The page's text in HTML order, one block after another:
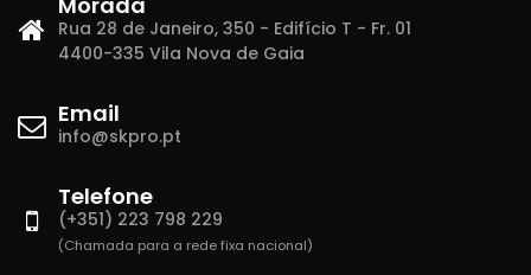
Rua 28 de Janeiro, 350 - Edifício T - Fr. 01
4400-335 Vila Nova de Gaia
Email
info@skpro.pt
Telefone
(+351) 223 798 229
(Chamada para a rede fixa nacional)